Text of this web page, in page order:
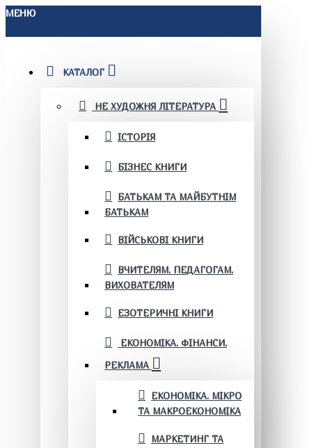
МЕНЮ
КАТАЛОГ
НЕ ХУДОЖНЯ ЛІТЕРАТУРА
ІСТОРІЯ
БІЗНЕС КНИГИ
БАТЬКАМ ТА МАЙБУТНІМ
БАТЬКАМ
ВІЙСЬКОВІ КНИГИ
ВЧИТЕЛЯМ. ПЕДАГОГАМ.
ВИХОВАТЕЛЯМ
ЕЗОТЕРИЧНІ КНИГИ
ЕКОНОМІКА. ФІНАНСИ.
РЕКЛАМА
ЕКОНОМІКА. МІКРО
ТА МАКРОЕКОНОМІКА
МАРКЕТИНГ ТА